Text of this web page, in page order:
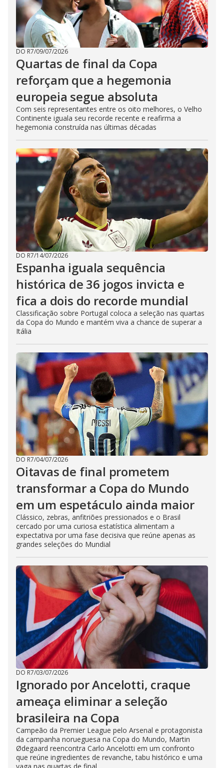
DO R7/09/07/2026
Quartas de final da Copa
reforçam que a hegemonia
europeia segue absoluta
Com seis representantes entre os oito melhores, o Velho
Continente iguala seu recorde recente e reafirma a
hegemonia construída nas últimas décadas
DO R7/14/07/2026
Espanha iguala sequência
histórica de 36 jogos invicta e
fica a dois do recorde mundial
Classificação sobre Portugal coloca a seleção nas quartas
da Copa do Mundo e mantém viva a chance de superar a
Itália
DO R7/04/07/2026
Oitavas de final prometem
transformar a Copa do Mundo
em um espetáculo ainda maior
Clássico, zebras, anfitriões pressionados e o Brasil
cercado por uma curiosa estatística alimentam a
expectativa por uma fase decisiva que reúne apenas as
grandes seleções do Mundial
DO R7/03/07/2026
Ignorado por Ancelotti, craque
ameaça eliminar a seleção
brasileira na Copa
Campeão da Premier League pelo Arsenal e protagonista
da campanha norueguesa na Copa do Mundo, Martin
Ødegaard reencontra Carlo Ancelotti em um confronto
que reúne ingredientes de revanche, tabu histórico e uma